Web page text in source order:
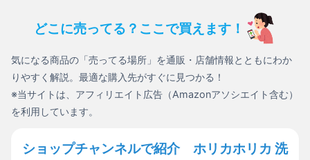
どこに売ってる？ここで買えます！
気になる商品の「売ってる場所」を通販・店舗情報とともにわか
りやすく解説。最適な購入先がすぐに見つかる！
※当サイトは、アフィリエイト広告（Amazonアソシエイト含む）
を利用しています。
ショップチャンネルで紹介 ホリカホリカ 洗